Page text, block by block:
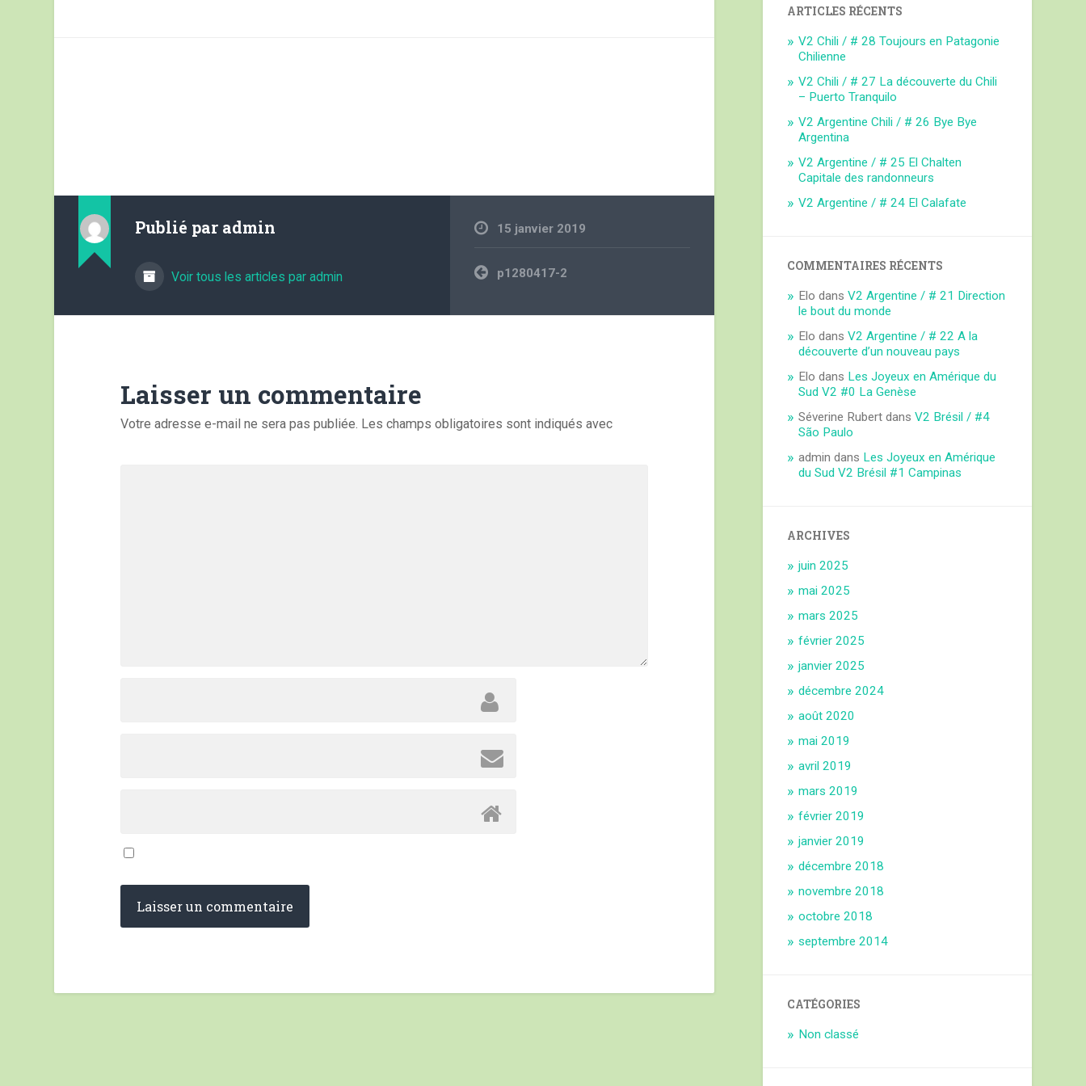
Publié par admin
Voir tous les articles par admin
15 janvier 2019
Navigation
de
p1280417-2
Laisser un commentaire
Votre adresse e-mail ne sera pas publiée. Les champs obligatoires sont indiqués avec
ARTICLES RÉCENTS
V2 Chili / # 28 Toujours en Patagonie
Chilienne
V2 Chili / # 27 La découverte du Chili
– Puerto Tranquilo
V2 Argentine Chili / # 26 Bye Bye
Argentina
V2 Argentine / # 25 El Chalten
Capitale des randonneurs
V2 Argentine / # 24 El Calafate
COMMENTAIRES RÉCENTS
Elo dansV2 Argentine / # 21 Direction
le bout du monde
Elo dansV2 Argentine / # 22 A la
découverte d’un nouveau pays
Elo dans Les Joyeux en Amérique du
Sud V2 #0 La Genèse
Séverine Rubert dansV2 Brésil / #4
São Paulo
admin dans Les Joyeux en Amérique
du Sud V2 Brésil #1 Campinas
ARCHIVES
juin 2025
mai 2025
mars 2025
février 2025
janvier 2025
décembre 2024
août 2020
mai 2019
avril 2019
mars 2019
février 2019
janvier 2019
décembre 2018
novembre 2018
octobre 2018
septembre 2014
CATÉGORIES
Non classé